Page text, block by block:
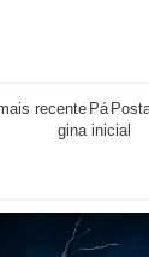
recente Pá
gina inicial